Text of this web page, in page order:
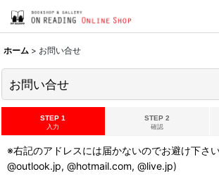
ホーム > お問い合せ
お問い合せ
STEP 1
入力
STEP 2
確認
※右記のアドレスには届かないのでお避け下さ
@outlook.jp, @hotmail.com, @live.jp)